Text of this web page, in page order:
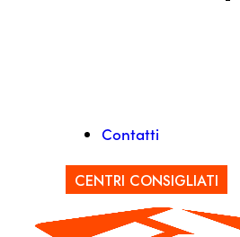
Contatti
CENTRI CONSIGLIATI